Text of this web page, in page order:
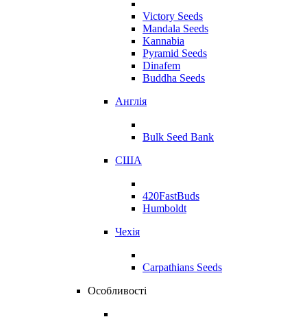
Victory Seeds
Mandala Seeds
Kannabia
Pyramid Seeds
Dinafem
Buddha Seeds
Англія
Bulk Seed Bank
США
420FastBuds
Humboldt
Чехія
Carpathians Seeds
Особливості